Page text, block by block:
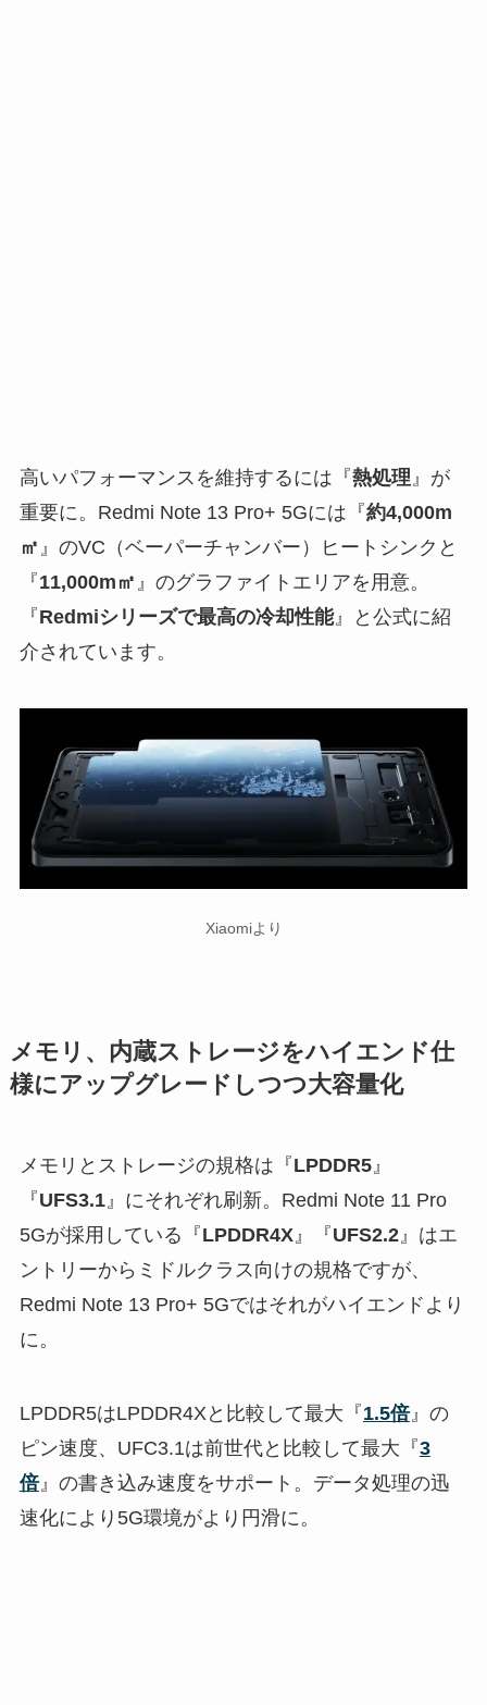
高いパフォーマンスを維持するには『熱処理 』が
重要に。Redmi Note 13 Pro+ 5Gには『約4,000m
㎡ 』のVC（ベーパーチャンバー）ヒートシンクと
『11,000m㎡ 』のグラファイトエリアを用意。
『Redmiシリーズで最高の冷却性能』と公式に紹
介されています。
Xiaomiより
メモリ、内蔵ストレージをハイエンド仕
様にアップグレードしつつ大容量化
メモリとストレージの規格は『LPDDR5』
『UFS3.1』にそれぞれ刷新。Redmi Note 11 Pro
5Gが採用している『LPDDR4X』『UFS2.2』はエ
ントリーからミドルクラス向けの規格ですが、
Redmi Note 13 Pro+ 5Gではそれがハイエンドより
に。
LPDDR5はLPDDR4Xと比較して最大『1.5倍』の
ピン速度、UFC3.1は前世代と比較して最大『3
倍』の書き込み速度をサポート。データ処理の迅
速化により5G環境がより円滑に。